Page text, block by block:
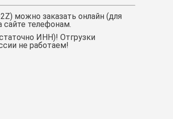
можно заказать онлайн (для
сайте телефонам.
ИНН)! Отгрузки
не работаем!